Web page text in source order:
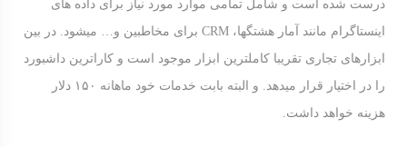
درست شده است و شامل تمامی موارد مورد نیاز برای داده های
اینستاگرام مانند آمار هشتگها، CRM برای مخاطبین و… میشود. در بین
ابزارهای تجاری تقریبا کاملترین ابزار موجود است و کاراترین داشبورد
را در اختیار قرار میدهد. و البته بابت خدمات خود ماهانه ۱۵۰ دلار
هزینه خواهد داشت.